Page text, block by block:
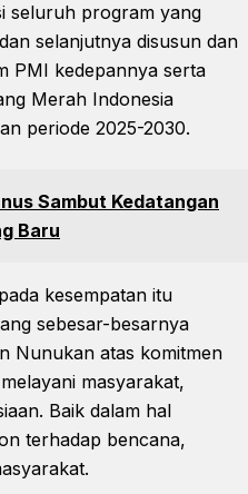
seluruh program yang
selanjutnya disusun dan
PMI kedepannya serta
Merah Indonesia
periode 2025-2030.
Sambut Kedatangan
Baru
kesempatan itu
sebesar-besarnya
Nunukan atas komitmen
masyarakat,
Baik dalam hal
terhadap bencana,